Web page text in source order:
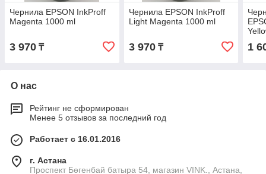
Чернила EPSON InkProff
Magenta 1000 ml
3 970 ₸
Чернила EPSON InkProff
Light Magenta 1000 ml
3 970₸ 1
О нас
Рейтинг не сформирован
Менее 5 отзывов за последний год
Работает с 16.01.2016
г. Астана
Проспект Бөгенбай батыра 54, магазин VINK., Астана,